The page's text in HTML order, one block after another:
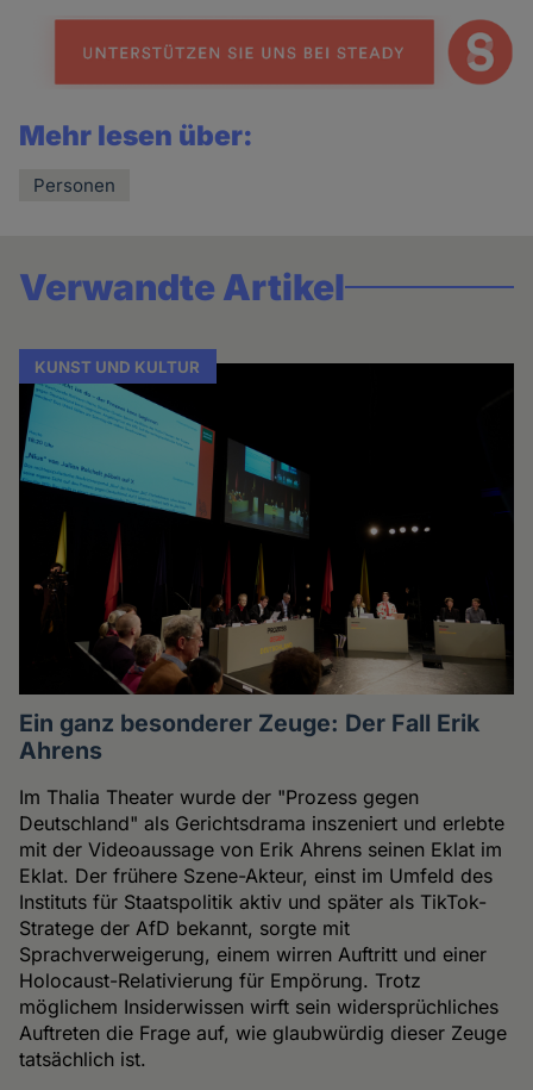
news
Mehr lesen über:
Personen
Verwandte Artikel
KUNST UND KULTUR
Ein ganz besonderer Zeuge: Der Fall Erik
Ahrens
Im Thalia Theater wurde der "Prozess gegen
Deutschland" als Gerichtsdrama inszeniert und erlebte
mit der Videoaussage von Erik Ahrens seinen Eklat im
Eklat. Der frühere Szene-Akteur, einst im Umfeld des
Instituts für Staatspolitik aktiv und später als TikTok-
Stratege der AfD bekannt, sorgte mit
Sprachverweigerung, einem wirren Auftritt und einer
Holocaust-Relativierung für Empörung. Trotz
möglichem Insiderwissen wirft sein widersprüchliches
Auftreten die Frage auf, wie glaubwürdig dieser Zeuge
tatsächlich ist.